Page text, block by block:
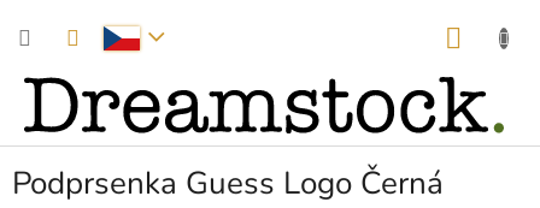
Podprsenka Guess Logo Černá